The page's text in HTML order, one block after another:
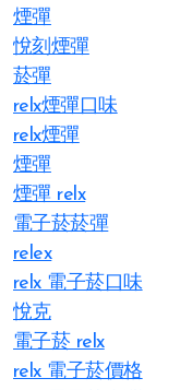
煙彈
悅刻煙彈
菸彈
relx煙彈口味
relx煙彈
煙彈
煙彈 relx
電子菸菸彈
relex
relx 電子菸口味
悅克
電子菸 relx
relx 電子菸價格